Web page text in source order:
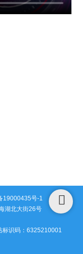
19000435号-1
湖北大街26号
标识码：6325210001